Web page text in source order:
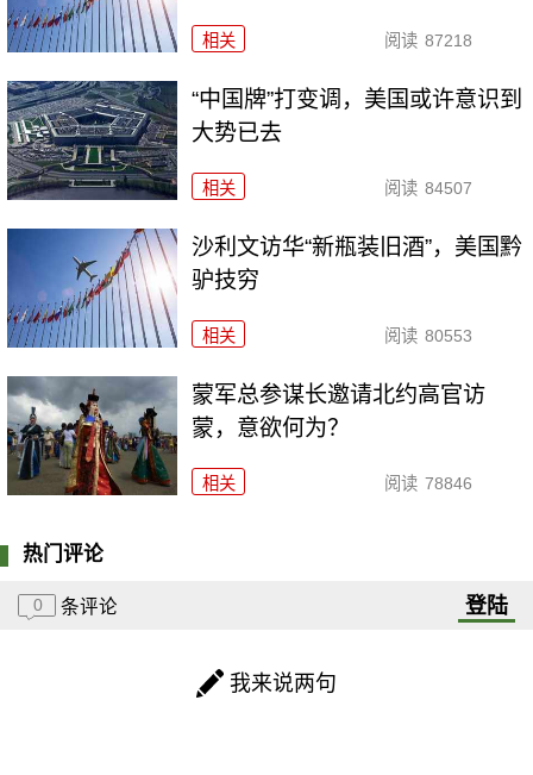
相关 阅读 87218
“中国牌”打变调，美国或许意识到
大势已去
相关 阅读 84507
沙利文访华“新瓶装旧酒”，美国黔
驴技穷
相关 阅读 80553
​蒙军总参谋长邀请北约高官访
蒙，意欲何为？
相关 阅读 78846
热门评论
0 条评论 登陆
我来说两句